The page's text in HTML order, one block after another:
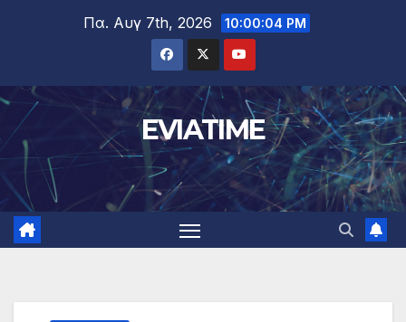
Πα. Αυγ 7th, 2026 10:00:05 PM
EVIATIME